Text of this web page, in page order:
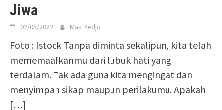
Jiwa
02/05/2022 Mas Redjo
Foto : Istock Tanpa diminta sekalipun, kita telah
mememaafkanmu dari lubuk hati yang
terdalam. Tak ada guna kita mengingat dan
menyimpan sikap maupun perilakumu. Apakah
[…]